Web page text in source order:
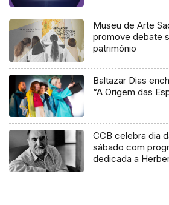
Museu de Arte
promove debate
património
Baltazar Dias
“A Origem das
CCB celebra dia
sábado com
dedicada a